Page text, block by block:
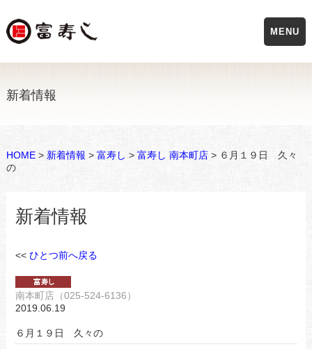
新着情報
HOME> 新着情報 > 富寿し > 富寿し 南本町店> ６月１９日 久々
の
新着情報
<< ひとつ前へ戻る
南本町店（025-524-6136）
2019.06.19
６月１９日 久々の
MENU